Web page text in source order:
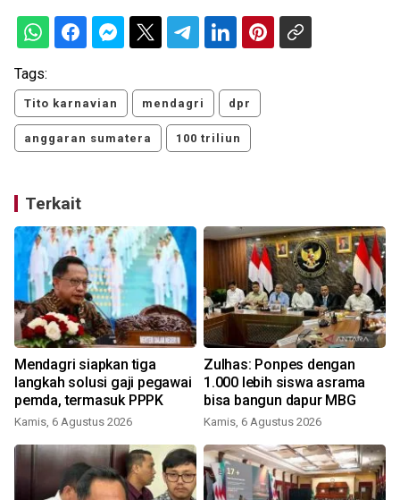
Tags:
Tito karnavian mendagri dpr
anggaran sumatera 100 triliun
Terkait
Mendagri siapkan tiga
langkah solusi gaji pegawai
pemda, termasuk PPPK
Kamis, 6 Agustus 2026
Zulhas: Ponpes dengan
1.000 lebih siswa asrama
bisa bangun dapur MBG
Kamis, 6 Agustus 2026